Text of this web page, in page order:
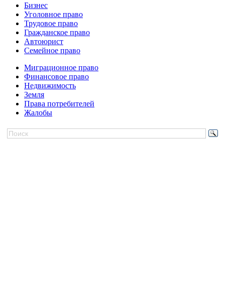
Бизнес
Уголовное право
Трудовое право
Гражданское право
Автоюрист
Семейное право
Миграционное право
Финансовое право
Недвижимость
Земля
Права потребителей
Жалобы